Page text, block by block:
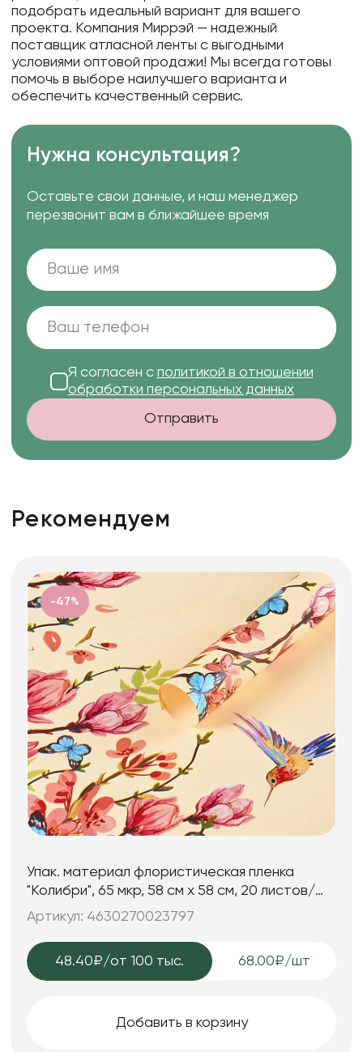
подобрать идеальный вариант для вашего
проекта. Компания Миррэй — надежный
поставщик атласной ленты с выгодными
условиями оптовой продажи! Мы всегда готовы
помочь в выборе наилучшего варианта и
обеспечить качественный сервис.
Нужна консультация?
Оставьте свои данные, и наш менеджер
перезвонит вам в ближайшее время
Я согласен с политикой в отношении
обработки персональных данных
Отправить
Рекомендуем
-47%
Упак. материал флористическая пленка
"Колибри", 65 мкр, 58 см х 58 cм, 20 листов/
упак., шампань
Артикул: 4630270023797
48.40₽/от 100 тыс. 68.00₽/шт
Добавить в корзину